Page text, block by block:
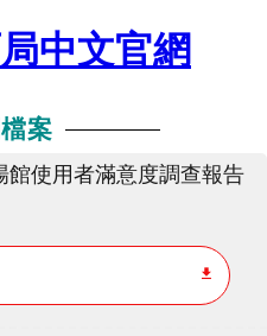
中文官網
案
館使用者滿意度調查報告